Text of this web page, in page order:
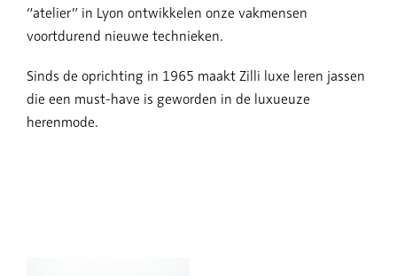
“atelier” in Lyon ontwikkelen onze vakmensen
voortdurend nieuwe technieken.
Sinds de oprichting in 1965 maakt Zilli luxe leren jassen
die een must-have is geworden in de luxueuze
herenmode.